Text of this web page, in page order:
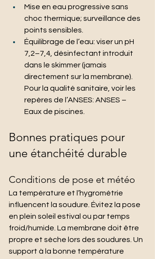
Mise en eau progressive sans
choc thermique; surveillance des
points sensibles.
Équilibrage de l’eau: viser un pH
7,2–7,4, désinfectant introduit
dans le skimmer (jamais
directement sur la membrane).
Pour la qualité sanitaire, voir les
repères de l’ANSES: ANSES –
Eaux de piscines.
Bonnes pratiques pour
une étanchéité durable
Conditions de pose et météo
La température et l’hygrométrie
influencent la soudure. Évitez la pose
en plein soleil estival ou par temps
froid/humide. La membrane doit être
propre et sèche lors des soudures. Un
support à la bonne température